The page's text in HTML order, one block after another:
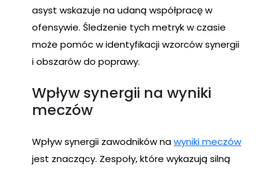
asyst wskazuje na udaną współpracę w
ofensywie. Śledzenie tych metryk w czasie
może pomóc w identyfikacji wzorców synergii
i obszarów do poprawy.
Wpływ synergii na wyniki
meczów
Wpływ synergii zawodników nawyniki meczów
jest znaczący. Zespoły, które wykazują silną